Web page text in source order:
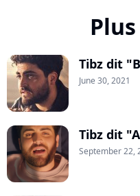
Tibz dit
June 30, 2021
Tibz dit
September 22,